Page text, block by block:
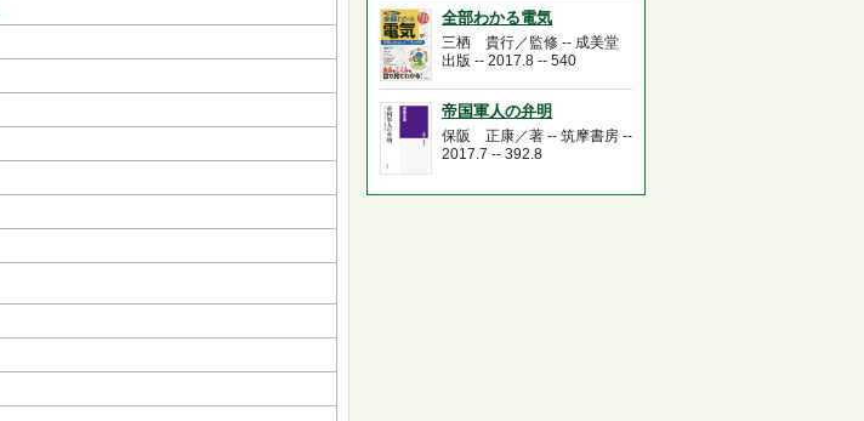
全部わかる電気
三栖 貴行／監修 -- 成美堂
出版 -- 2017.8 -- 540
帝国軍人の弁明
保阪 正康／著 -- 筑摩書房 --
2017.7 -- 392.8